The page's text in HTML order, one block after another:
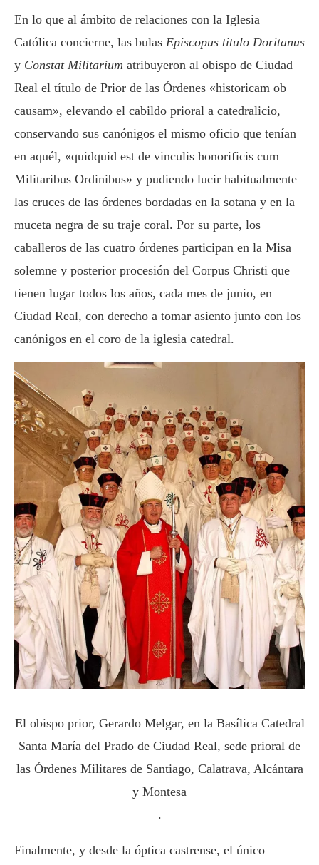
En lo que al ámbito de relaciones con la Iglesia
Católica concierne, las bulas Episcopus titulo Doritanus
y Constat Militarium atribuyeron al obispo de Ciudad
Real el título de Prior de las Órdenes «historicam ob
causam», elevando el cabildo prioral a catedralicio,
conservando sus canónigos el mismo oficio que tenían
en aquél, «quidquid est de vinculis honorificis cum
Militaribus Ordinibus» y pudiendo lucir habitualmente
las cruces de las órdenes bordadas en la sotana y en la
muceta negra de su traje coral. Por su parte, los
caballeros de las cuatro órdenes participan en la Misa
solemne y posterior procesión del Corpus Christi que
tienen lugar todos los años, cada mes de junio, en
Ciudad Real, con derecho a tomar asiento junto con los
canónigos en el coro de la iglesia catedral.
El obispo prior, Gerardo Melgar, en la Basílica Catedral
Santa María del Prado de Ciudad Real, sede prioral de
las Órdenes Militares de Santiago, Calatrava, Alcántara
y Montesa
.
Finalmente, y desde la óptica castrense, el único